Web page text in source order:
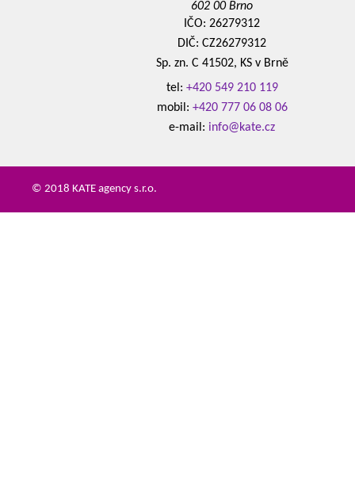
602 00 Brno
IČO: 26279312
DIČ: CZ26279312
Sp. zn. C 41502, KS v Brně
tel: +420 549 210 119
mobil: +420 777 06 08 06
e-mail: info@kate.cz
© 2018 KATE agency s.r.o.